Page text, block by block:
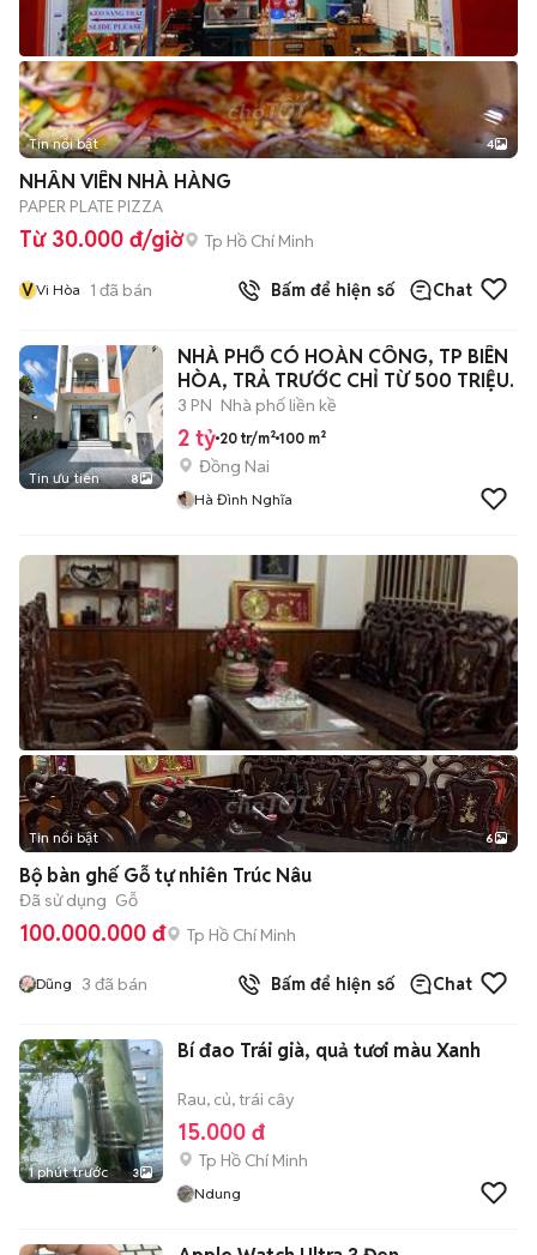
Tin nổi bật 4
NHÂN VIÊN NHÀ HÀNG
PAPER PLATE PIZZA
Từ 30.000 đ/giờ Tp Hồ Chí Minh
VVi Hòa 1 đã bán Bấm để hiện số Chat
Tin ưu tiên 8
NHÀ PHỐ CÓ HOÀN CÔNG, TP BIÊN
HÒA, TRẢ TRƯỚC CHỈ TỪ 500 TRIỆU.
3 PN Nhà phố liền kề
2 tỷ 20 tr/m² 100 m²
Đồng Nai
Hà Đình Nghĩa
+2
Tin nổi bật 6
Bộ bàn ghế Gỗ tự nhiên Trúc Nâu
Đã sử dụng Gỗ
100.000.000 đ Tp Hồ Chí Minh
Dũng 3 đã bán Bấm để hiện số Chat
1 phút trước 3
Bí đao Trái già, quả tươi màu Xanh
Rau, củ, trái cây
15.000 đ
Tp Hồ Chí Minh
Ndung